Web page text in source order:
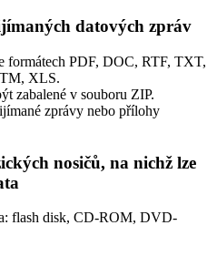
datových zpráv
formátech PDF, DOC, RTF, TXT,
XLS.
zabalené v souboru ZIP.
zprávy nebo přílohy
nosičů, na nichž lze
flash disk, CD-ROM, DVD-